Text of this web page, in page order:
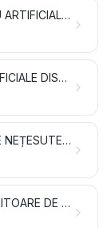
FILAMENTE SINTETICE SAU ARTIFICIALE; BENZI ȘI FORME SIMILARE DIN MATERIALE TEXTILE SINTETICE SAU ARTIFICIALE
FIBRE SINTETICE SAU ARTIFICIALE DISCONTINUE
VATĂ, PÂSLĂ ȘI MATERIALE NEȚESUTE; FIRE SPECIALE; SFORI, FUNII, FRÂNGHII, ȘI ARTICOLE DIN ACESTEA
COVOARE ȘI ALTE ACOPERITOARE DE PODEA DIN MATERIALE TEXTILE